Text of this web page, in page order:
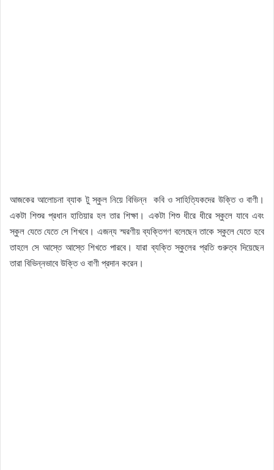
আজকের আলোচনা ব্যাক টু স্কুল নিয়ে বিভিন্ন কবি ও সাহিত্যিকদের উক্তি ও বাণী।
একটা শিশুর প্রধান হাতিয়ার হল তার শিক্ষা। একটা শিশু ধীরে ধীরে স্কুলে যাবে এবং
স্কুল যেতে যেতে সে শিখবে। এজন্য স্মরণীয় ব্যক্তিগণ বলেছেন তাকে স্কুলে যেতে হবে
তাহলে সে আস্তে আস্তে শিখতে পারবে। যারা ব্যক্তি স্কুলের প্রতি গুরুত্ব দিয়েছেন
তারা বিভিন্নভাবে উক্তি ও বাণী প্রদান করেন।